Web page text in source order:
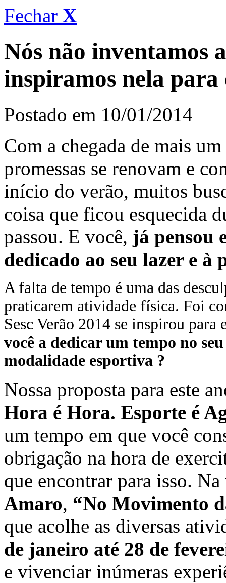
Fechar X
Nós não inventamos
inspiramos nela para
Postado em 10/01/2014
Com a chegada de mais
promessas se renovam e
início do verão, muitos
coisa que ficou esquecida
passou. E você, já pensou
dedicado ao seu lazer e à
A falta de tempo é uma das
praticarem atividade física. Foi
Sesc Verão 2014 se inspirou
você a dedicar um tempo no
modalidade esportiva ?
Nossa proposta para este
Hora é Hora. Esporte é
um tempo em que você
obrigação na hora de
que encontrar para isso. Na
Amaro, “No Movimento
que acolhe as diversas
de janeiro até 28 de
e vivenciar inúmeras